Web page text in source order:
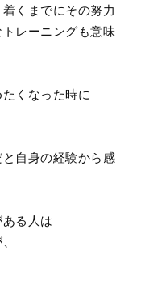
くまでにその努力
レーニングも意味
くなった時に
自身の経験から感
る人は